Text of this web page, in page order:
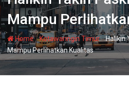
Mampu
Home-Kotawaringin Timur-Halikin
Mampu Perlihatkan Kualitas